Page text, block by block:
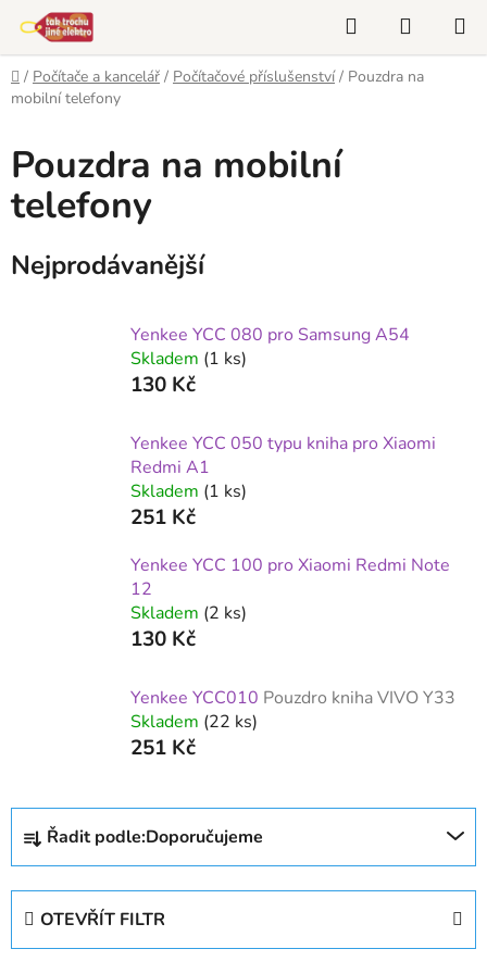
obsah
Hledat
KOŠÍK
Domů
/ Počítače a kancelář / Počítačové příslušenství / Pouzdra na
mobilní telefony
Pouzdra na mobilní
telefony
Nejprodávanější
Yenkee YCC 080 pro Samsung A54
Skladem (1 ks)
130 Kč
Yenkee YCC 050 typu kniha pro Xiaomi
Redmi A1
Skladem (1 ks)
251 Kč
Yenkee YCC 100 pro Xiaomi Redmi Note
12
Skladem (2 ks)
130 Kč
Yenkee YCC010 Pouzdro kniha VIVO Y33
Skladem (22 ks)
251 Kč
Ř
z
Řadit podle:Doporučujeme
OTEVŘÍT FILTR